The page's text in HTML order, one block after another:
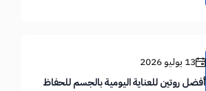
13 يوليو 2026
أفضل روتين للعناية اليومية بالجسم للحفاظ